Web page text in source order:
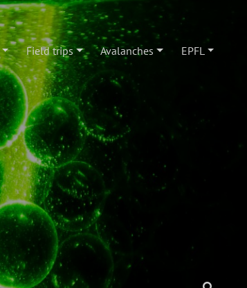
Field trips Avalanches EPFL